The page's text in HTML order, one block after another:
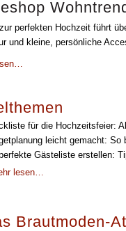
perfekten Hochzeit führt
und kleine, persönliche
für die Hochzeitsfeier:
leicht gemacht:
Gästeliste erstellen:
lesen…
Brautmoden-